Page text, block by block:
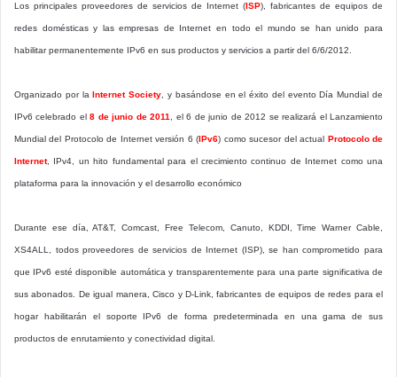
Los principales proveedores de servicios de Internet (ISP), fabricantes de equipos de
redes domésticas y las empresas de Internet en todo el mundo se han unido para
habilitar permanentemente IPv6 en sus productos y servicios a partir del 6/6/2012.
Organizado por laInternet Society , y basándose en el éxito del evento Día Mundial de
IPv6 celebrado el8 de junio de 2011 , el 6 de junio de 2012 se realizará el Lanzamiento
Mundial del Protocolo de Internet versión 6 (IPv6) como sucesor del actual Protocolo de
Internet, IPv4, un hito fundamental para el crecimiento continuo de Internet como una
plataforma para la innovación y el desarrollo económico
Durante ese día, AT&T, Comcast, Free Telecom, Canuto, KDDI, Time Warner Cable,
XS4ALL, todos proveedores de servicios de Internet (ISP), se han comprometido para
que IPv6 esté disponible automática y transparentemente para una parte significativa de
sus abonados. De igual manera, Cisco y D-Link, fabricantes de equipos de redes para el
hogar habilitarán el soporte IPv6 de forma predeterminada en una gama de sus
productos de enrutamiento y conectividad digital.